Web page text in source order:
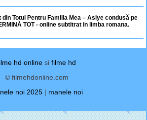
Totul Pentru Familia Mea – Asiye condusă pe
TOT - online subtitrat in limba romana.
hd online si filme hd
© filmehdonline.com
noi 2025 | manele noi